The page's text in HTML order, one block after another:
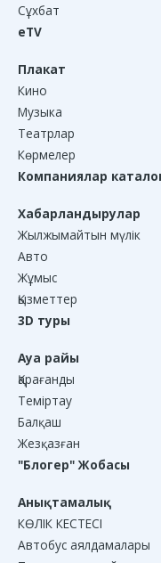
Сұхбат
eTV
Плакат
Кино
Музыка
Театрлар
Көрмелер
Компаниялар
Хабарландырулар
Жылжымайтын мүлік
Авто
Жұмыс
Қызметтер
3D туры
Ауа райы
Қарағанды
Теміртау
Балқаш
Жезқазған
"Блогер" Жобасы
Анықтамалық
КӨЛІК КЕСТЕСІ
Автобус аялдамалары